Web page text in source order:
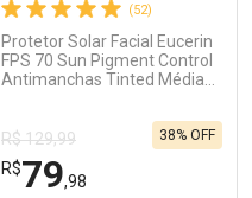
(52)
Protetor Solar Facial Eucerin
FPS 70 Sun Pigment Control
Antimanchas Tinted Média
R$ 129,99
R$79,98
38% OFF